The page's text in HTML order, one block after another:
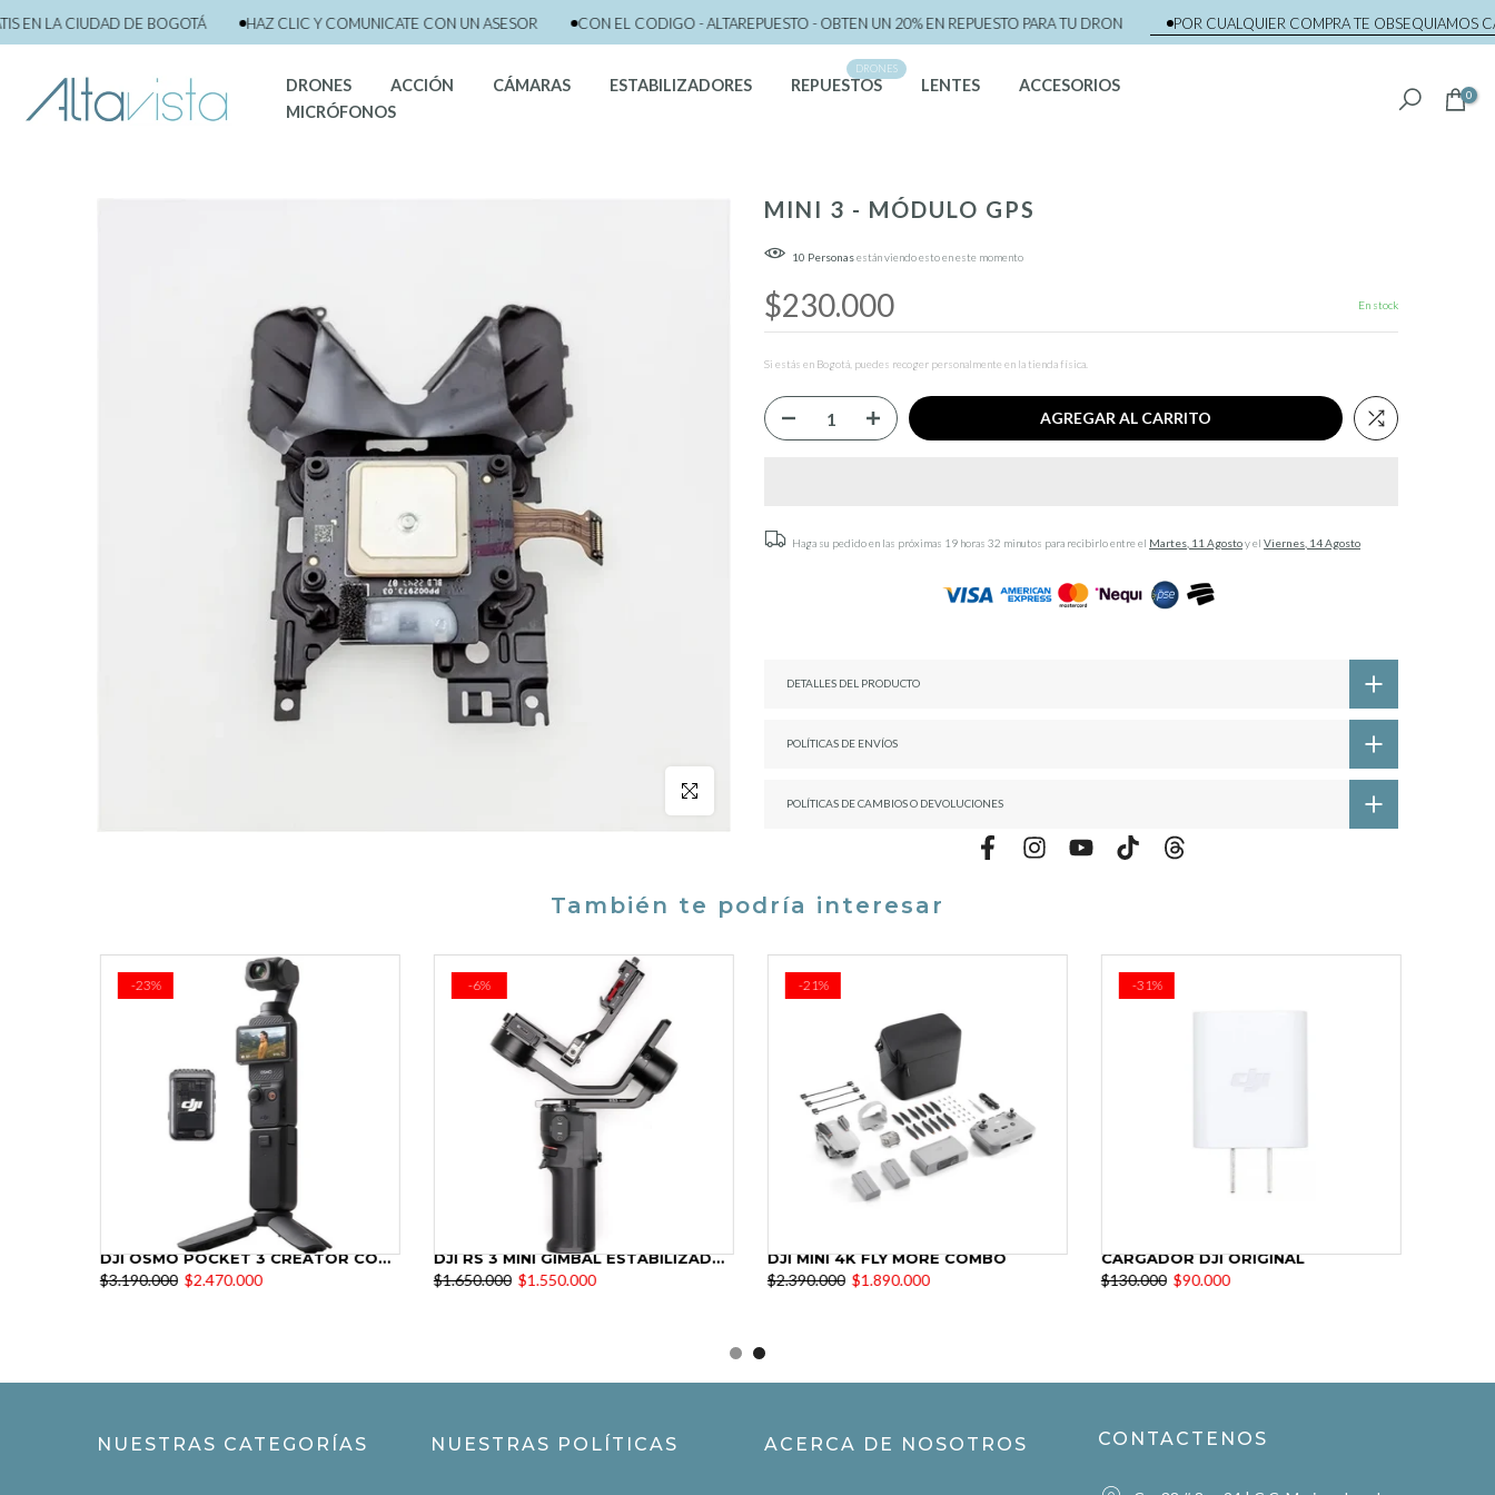
saltar
LA CIUDAD DE BOGOTÁ HAZ CLIC Y COMUNICATE CON UN ASESOR CON EL CODIGO - ALTAREPUESTO - OBTEN UN 20% EN REPUESTO PARA TU DRON POR CUALQUIER COMPRA TE OBSEQUIAMOS
DRONES ACCIÓN CÁMARAS ESTABILIZADORES REPUESTOS
DRONES
LENTES
ACCESORIOS
MICRÓFONOS
0
Click para agrandar
MINI 3 - MÓDULO GPS
10 Personasestán viendo esto en este momento
$230.000 En stock
Si estás en Bogotá, puedes recoger personalmente en la tienda física.
AGREGAR AL CARRITO
Haga su pedido en las próximas 19 horas 32 minutos para recibirlo entre el Martes, 11 Agostoy el Viernes, 14 Agosto
DETALLES DEL PRODUCTO
POLÍTICAS DE ENVÍOS
POLÍTICAS DE CAMBIOS O DEVOLUCIONES
También te podría interesar
-21%
DJI MINI 4K FLY MORE COMBO
$2.390.000 $1.890.000
-31%
CARGADOR DJI ORIGINAL
$130.000 $90.000
-23%
DJI OSMO POCKET 3 CREATOR COMBO PROMO
$3.190.000 $2.470.000
-6%
DJI RS 3 MINI GIMBAL ESTABILIZADOR
$1.650.000 $1.550.000
NUESTRAS CATEGORÍAS NUESTRAS POLÍTICAS ACERCA DE NOSOTROS CONTACTENOS